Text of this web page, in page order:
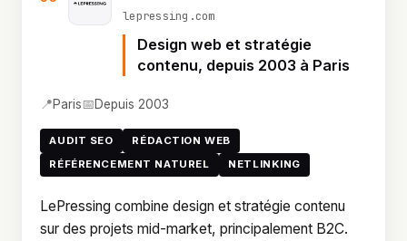
lepressing.com
Design web et stratégie
contenu, depuis 2003 à Paris
📍Paris📅Depuis 2003
AUDIT SEO
RÉDACTION WEB
RÉFÉRENCEMENT NATUREL
NETLINKING
LePressing combine design et stratégie contenu
sur des projets mid-market, principalement B2C.